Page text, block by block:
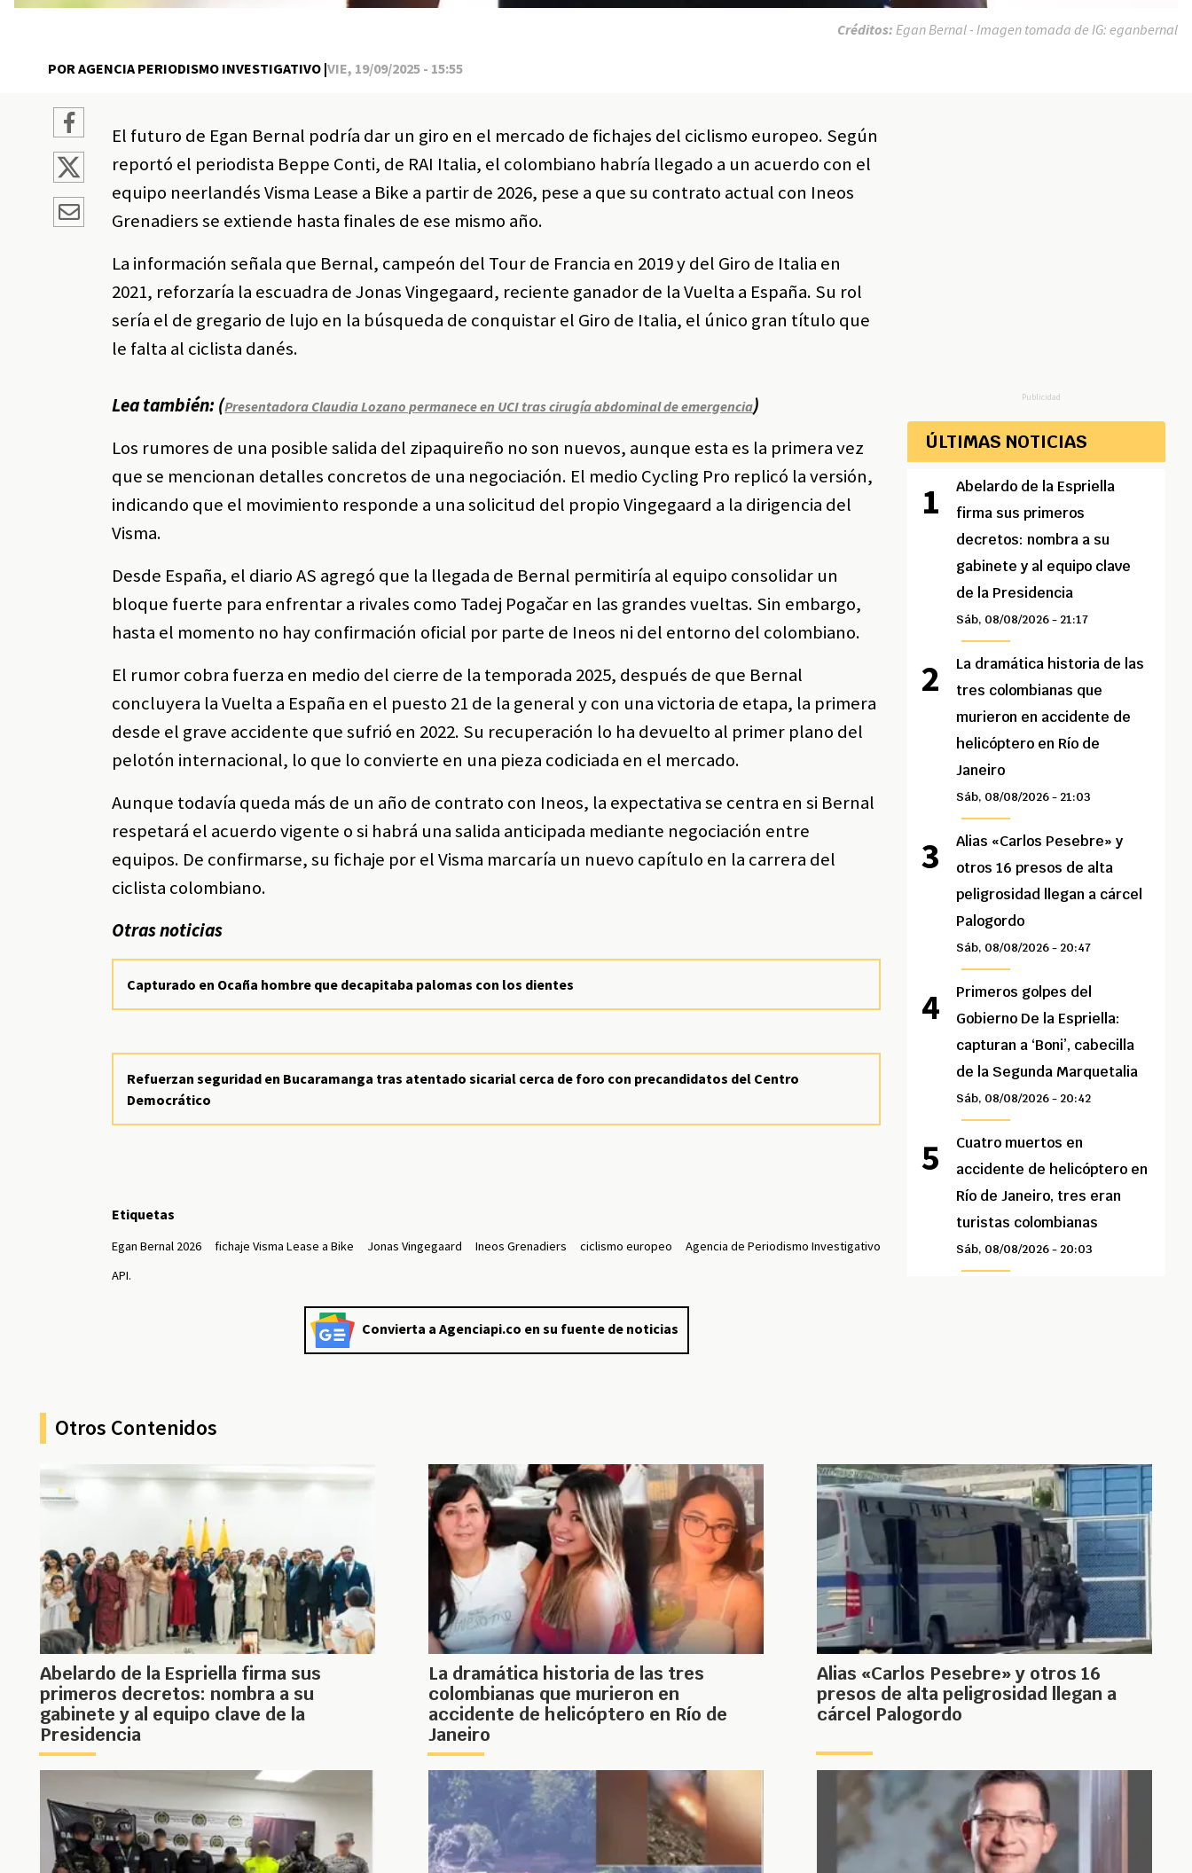
POR AGENCIA PERIODISMO INVESTIGATIVO |VIE, 19/09/2025 - 15:55
Créditos: Egan Bernal - Imagen tomada de IG: eganbernal
El futuro de Egan Bernal podría dar un giro en el mercado de fichajes del ciclismo europeo. Según
reportó el periodista Beppe Conti, de RAI Italia, el colombiano habría llegado a un acuerdo con el
equipo neerlandés Visma Lease a Bike a partir de 2026, pese a que su contrato actual con Ineos
Grenadiers se extiende hasta finales de ese mismo año.
La información señala que Bernal, campeón del Tour de Francia en 2019 y del Giro de Italia en
2021, reforzaría la escuadra de Jonas Vingegaard, reciente ganador de la Vuelta a España. Su rol
sería el de gregario de lujo en la búsqueda de conquistar el Giro de Italia, el único gran título que
le falta al ciclista danés.
Lea también: (Presentadora Claudia Lozano permanece en UCI tras cirugía abdominal de emergencia)
Los rumores de una posible salida del zipaquireño no son nuevos, aunque esta es la primera vez
que se mencionan detalles concretos de una negociación. El medio Cycling Pro replicó la versión,
indicando que el movimiento responde a una solicitud del propio Vingegaard a la dirigencia del
Visma.
Desde España, el diario AS agregó que la llegada de Bernal permitiría al equipo consolidar un
bloque fuerte para enfrentar a rivales como Tadej Pogačar en las grandes vueltas. Sin embargo,
hasta el momento no hay confirmación oficial por parte de Ineos ni del entorno del colombiano.
El rumor cobra fuerza en medio del cierre de la temporada 2025, después de que Bernal
concluyera la Vuelta a España en el puesto 21 de la general y con una victoria de etapa, la primera
desde el grave accidente que sufrió en 2022. Su recuperación lo ha devuelto al primer plano del
pelotón internacional, lo que lo convierte en una pieza codiciada en el mercado.
Aunque todavía queda más de un año de contrato con Ineos, la expectativa se centra en si Bernal
respetará el acuerdo vigente o si habrá una salida anticipada mediante negociación entre
equipos. De confirmarse, su fichaje por el Visma marcaría un nuevo capítulo en la carrera del
ciclista colombiano.
Otras noticias
Capturado en Ocaña hombre que decapitaba palomas con los dientes
Refuerzan seguridad en Bucaramanga tras atentado sicarial cerca de foro con precandidatos del Centro
Democrático
Etiquetas
Egan Bernal 2026 fichaje Visma Lease a Bike Jonas Vingegaard Ineos Grenadiers ciclismo europeo
Agencia de Periodismo Investigativo
API.
Convierta a Agenciapi.co en su fuente de noticias
Publicidad
ÚLTIMAS NOTICIAS
Abelardo de la Espriella
firma sus primeros
decretos: nombra a su
gabinete y al equipo clave
de la Presidencia
Sáb, 08/08/2026 - 21:17
La dramática historia de las
tres colombianas que
murieron en accidente de
helicóptero en Río de
Janeiro
Sáb, 08/08/2026 - 21:03
Alias «Carlos Pesebre» y
otros 16 presos de alta
peligrosidad llegan a cárcel
Palogordo
Sáb, 08/08/2026 - 20:47
Primeros golpes del
Gobierno De la Espriella:
capturan a ‘Boni’, cabecilla
de la Segunda Marquetalia
Sáb, 08/08/2026 - 20:42
Cuatro muertos en
accidente de helicóptero en
Río de Janeiro, tres eran
turistas colombianas
Sáb, 08/08/2026 - 20:03
Otros Contenidos
Abelardo de la Espriella firma sus
primeros decretos: nombra a su
gabinete y al equipo clave de la
Presidencia
La dramática historia de las tres
colombianas que murieron en
accidente de helicóptero en Río de
Janeiro
Alias «Carlos Pesebre» y otros 16
presos de alta peligrosidad llegan a
cárcel Palogordo